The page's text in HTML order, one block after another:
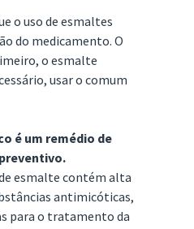
o uso de esmaltes
do medicamento. O
o esmalte
usar o comum
é um remédio de
esmalte contém alta
antimicóticas,
para o tratamento da